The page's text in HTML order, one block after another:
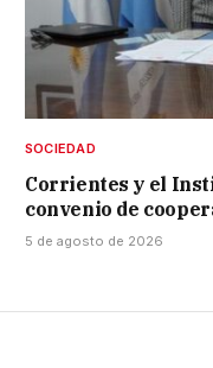
SOCIEDAD
Corrientes y el
convenio de
5 de agosto de 2026